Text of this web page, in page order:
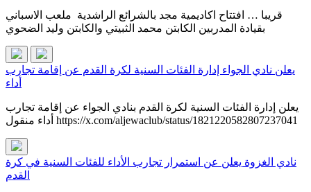
قريبا … افتتاح اكاديمية مجد بالشرائع الراشدية ملعب الاسباني
يعلن نادي الجواء إدارة الفئات السنية لكرة القدم عن إقامة تجارب
أداء
يعلن إدارة الفئات السنية لكرة القدم بنادي الجواء عن إقامة تجارب
أداء منقول https://x.com/aljewaclub/status/1821220582807237041
نادي الغزوة يعلن عن استمرار تجارب الأداء للفئات السنية في كرة
القدم